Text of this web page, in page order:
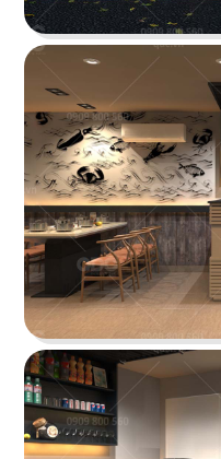
THE
The Street được
đáo, xen lẫn hơi
vẻ đẹp Việt Nam